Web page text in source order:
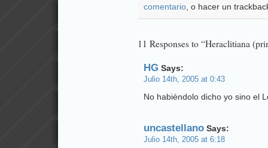
comentario , o hacer un
11 Responses to “Heraclitiana
HG Says:
Julio 14th, 2005 at 0:43
No habiéndolo dicho yo sino el
uncastellano Says:
Julio 14th, 2005 at 6:18